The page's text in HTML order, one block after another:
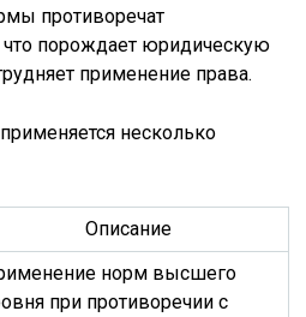
противоречат
порождает юридическую
применение права.
несколько
Описание
норм высшего
при противоречии с